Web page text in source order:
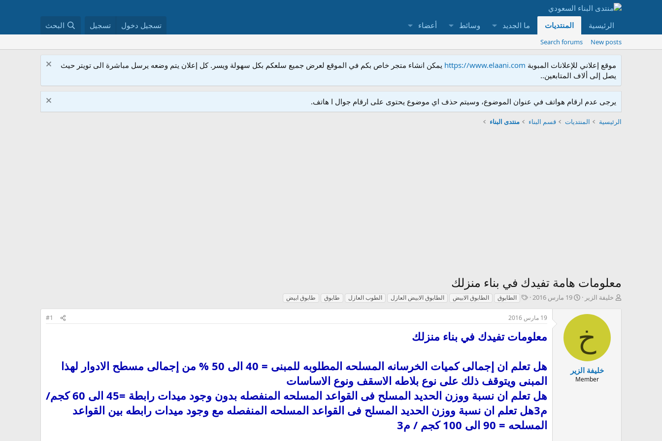
الرئيسية المنتديات ما الجديد وسائط أعضاء تسجيل دخول تسجيل البحث
New posts
Search forums
موقع إعلاني للإعلانات المبوبة https://www.elaani.com يمكن انشاء متجر خاص بكم في الموقع لعرض جميع سلعكم بكل سهولة ويسر. كل إعلان يتم وضعه يرسل مباشرة الى تويتر حيث
يصل إلى ألاف المتابعين..
يرجى عدم ارقام هواتف في عنوان الموضوع، وسيتم حذف اي موضوع يحتوى على ارقام جوال ا هاتف.
الرئيسية المنتديات قسم البناء منتدى البناء
معلومات هامة تفيدك في بناء منزلك
كخليفة الزير
ت
ي
إ
ش
19 مارس 2016
T
g
s
الطابوق الطابوق الابيض الطابوق الابيض العازل الطوب العازل طابوق طابوق ابيض
خ
خليفة الزير
Member
19 مارس 2016 #1
معلومات تفيدك في بناء منزلك
هل تعلم ان إجمالى كميات الخرسانه المسلحه المطلوبه للمبنى = 40 الى 50 % من إجمالى مسطح الادوار لهذا
المبنى ويتوقف ذلك على نوع بلاطه الاسقف ونوع الاساسات
هل تعلم ان نسبة ووزن الحديد المسلح فى القواعد المسلحه المنفصله بدون وجود ميدات رابطة =45 الى 60 كجم/
م3هل تعلم ان نسبة ووزن الحديد المسلح فى القواعد المسلحه المنفصله مع وجود ميدات رابطه بين القواعد
المسلحه = 90 الى 100 كجم / م3